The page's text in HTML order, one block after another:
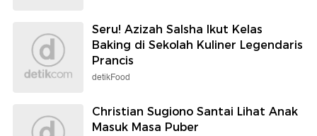
Seru! Azizah Salsha Ikut Kelas
Baking di Sekolah Kuliner Legendaris
Prancis
detikFood
Christian Sugiono Santai Lihat Anak
Masuk Masa Puber